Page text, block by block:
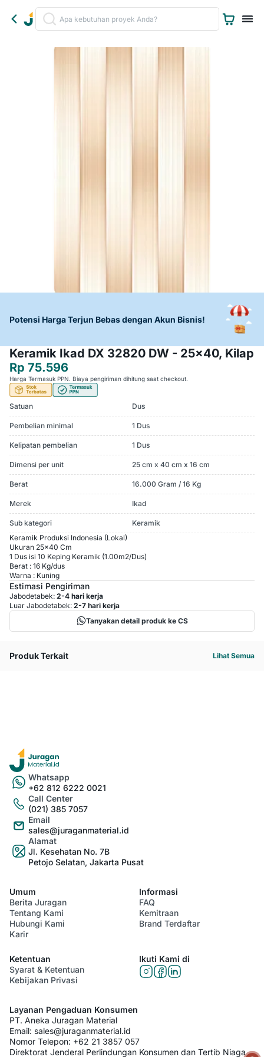
Potensi Harga Terjun Bebas dengan Akun Bisnis!
Keramik Ikad DX 32820 DW - 25x40, Kilap
Rp 75.596
Harga Termasuk PPN. Biaya pengiriman dihitung saat checkout.
Satuan Dus
Pembelian minimal 1 Dus
Kelipatan pembelian 1 Dus
Dimensi per unit 25 cm x 40 cm x 16 cm
Berat 16.000 Gram / 16 Kg
Merek Ikad
Sub kategori
Keramik
Keramik Produksi Indonesia (Lokal)
Ukuran 25x40 Cm
1 Dus isi 10 Keping Keramik (1.00m2/Dus)
Berat : 16 Kg/dus
Warna : Kuning
Estimasi Pengiriman
Jabodetabek: 2-4 hari kerja
Luar Jabodetabek: 2-7 hari kerja
Tanyakan detail produk ke CS
Produk Terkait Lihat Semua
Whatsapp
+62 812 6222 0021
Call Center
(021) 385 7057
Email
sales@juraganmaterial.id
Alamat
Jl. Kesehatan No. 7B
Petojo Selatan, Jakarta Pusat
Umum
Berita Juragan
Tentang Kami
Hubungi Kami
Karir
Informasi
FAQ
Kemitraan
Brand Terdaftar
Ketentuan
Syarat & Ketentuan
Kebijakan Privasi
Ikuti Kami di
Layanan Pengaduan Konsumen
PT. Aneka Juragan Material
Email: sales@juraganmaterial.id
Nomor Telepon: +62 21 3857 057
Direktorat Jenderal Perlindungan Konsumen dan Tertib Niaga